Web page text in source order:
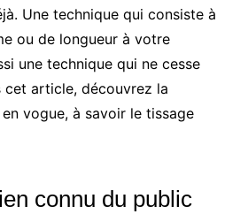
Une technique qui consiste à
ou de longueur à votre
une technique qui ne cesse
cet article, découvrez la
vogue, à savoir le tissage
connu du public